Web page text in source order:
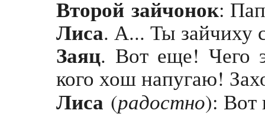
Второй зайчонок:
Лиса. А... Ты
Заяц. Вот еще! Чего
кого хош напугаю!
Лиса (радостно): Вот